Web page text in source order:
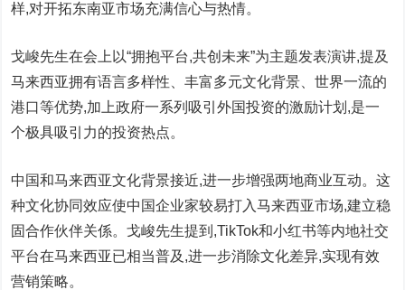
样,对开拓东南亚市场充满信心与热情。
戈峻先生在会上以“拥抱平台,共创未来”为主题发表演讲,提及
马来西亚拥有语言多样性、丰富多元文化背景、世界一流的
港口等优势,加上政府一系列吸引外国投资的激励计划,是一
个极具吸引力的投资热点。
中国和马来西亚文化背景接近,进一步增强两地商业互动。这
种文化协同效应使中国企业家较易打入马来西亚市场,建立稳
固合作伙伴关係。戈峻先生提到,TikTok和小红书等内地社交
平台在马来西亚已相当普及,进一步消除文化差异,实现有效
营销策略。